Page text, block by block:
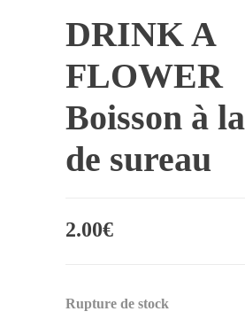
DRINK A
FLOWER
Boisson à
de sureau
2.00€
Rupture de stock